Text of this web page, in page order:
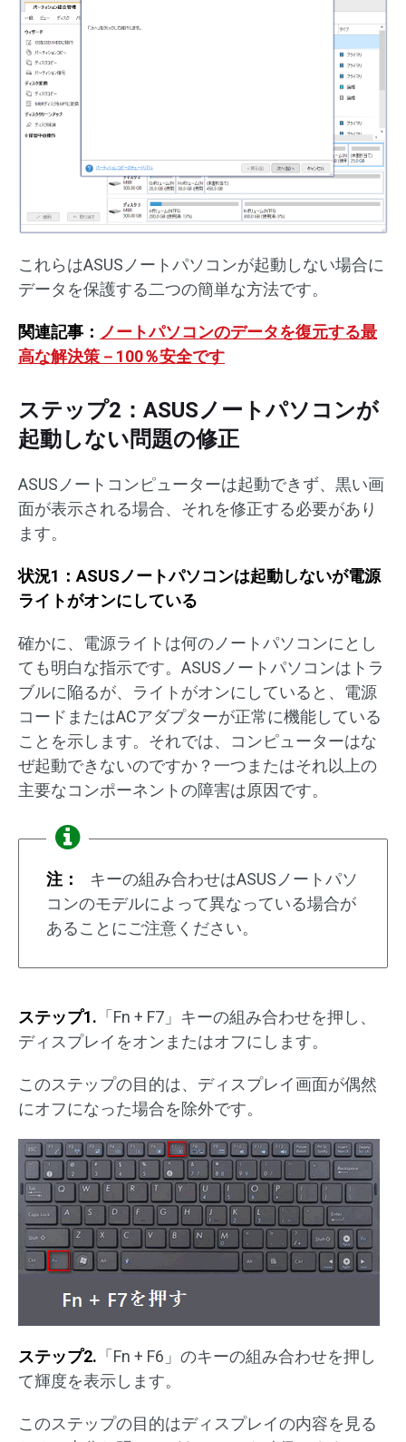
これらはASUSノートパソコンが起動しない場合に
データを保護する二つの簡単な方法です。
関連記事： ノートパソコンのデータを復元する最
高な解決策－100％安全です
ステップ2：ASUSノートパソコンが
起動しない問題の修正
ASUSノートコンピューターは起動できず、黒い画
面が表示される場合、それを修正する必要があり
ます。
状況1：ASUSノートパソコンは起動しないが電源
ライトがオンにしている
確かに、電源ライトは何のノートパソコンにとし
ても明白な指示です。ASUSノートパソコンはトラ
ブルに陥るが、ライトがオンにしていると、電源
コードまたはACアダプターが正常に機能している
ことを示します。それでは、コンピューターはな
ぜ起動できないのですか？一つまたはそれ以上の
主要なコンポーネントの障害は原因です。
注：
キーの組み合わせはASUSノートパソ
コンのモデルによって異なっている場合が
あることにご注意ください。
ステップ1. 「Fn + F7」キーの組み合わせを押し、
ディスプレイをオンまたはオフにします。
このステップの目的は、ディスプレイ画面が偶然
にオフになった場合を除外です。
ステップ2. 「Fn + F6」のキーの組み合わせを押し
て輝度を表示します。
このステップの目的はディスプレイの内容を見る